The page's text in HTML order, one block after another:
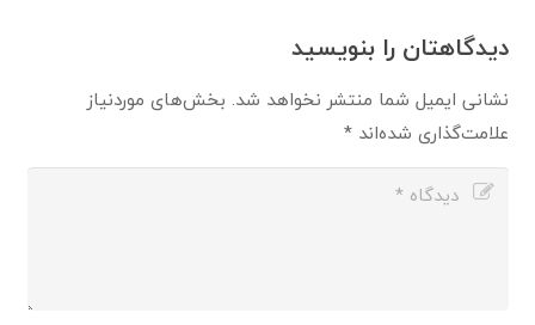
دیدگاهتان را بنویسید
نشانی ایمیل شما منتشر نخواهد شد. بخش‌های موردنیاز
علامت‌گذاری شده‌اند*